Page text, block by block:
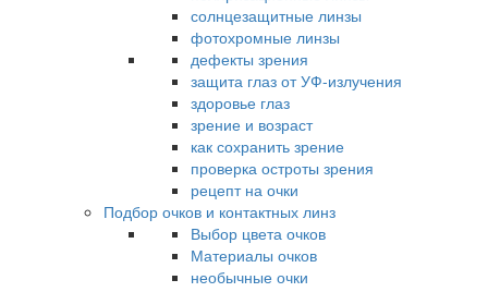
солнцезащитные линзы
фотохромные линзы
дефекты зрения
защита глаз от УФ-излучения
здоровье глаз
зрение и возраст
как сохранить зрение
проверка остроты зрения
рецепт на очки
Подбор очков и контактных линз
Выбор цвета очков
Материалы очков
необычные очки